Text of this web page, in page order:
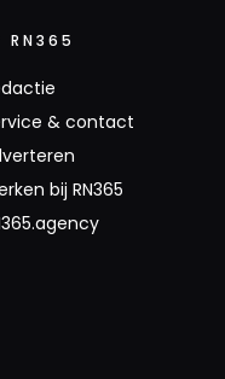
RN365
& contact
bij RN365